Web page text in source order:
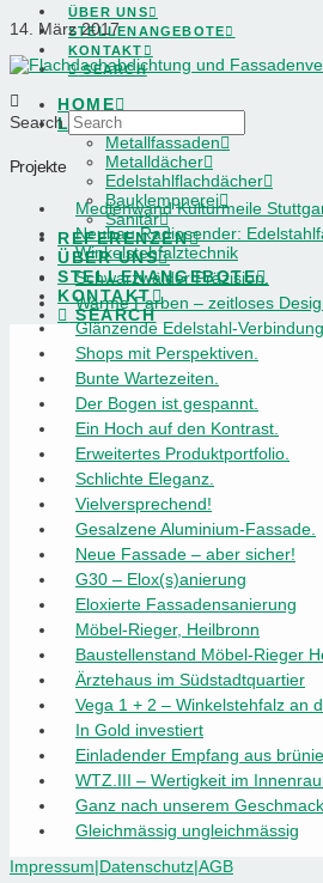
ÜBER UNS
STELLENANGEBOTE
KONTAKT
SEARCH
HOME
LEISTUNGEN
Metallfassaden
Metalldächer
Edelstahlflachdächer
Bauklempnerei
Sanitär
REFERENZEN
ÜBER UNS
STELLENANGEBOTE
KONTAKT
SEARCH
14. März 2017
Search
Projekte
Medienwand Kulturmeile
Neubau Radiosender:
Winkelstehfalztechnik
Schwarzwälder Präzision.
Warme Farben – zeitloses
Glänzende Edelstahl-Verbindung.
Shops mit Perspektiven.
Bunte Wartezeiten.
Der Bogen ist gespannt.
Ein Hoch auf den Kontrast.
Erweitertes Produktportfolio.
Schlichte Eleganz.
Vielversprechend!
Gesalzene Aluminium-Fassade.
Neue Fassade – aber sicher!
G30 – Elox(s)anierung
Eloxierte Fassadensanierung
Möbel-Rieger, Heilbronn
Baustellenstand Möbel-Rieger
Ärztehaus im Südstadtquartier
Vega 1 + 2 – Winkelstehfalz an
In Gold investiert
Einladender Empfang aus
WTZ.III – Wertigkeit im
Ganz nach unserem Geschmack
Gleichmässig ungleichmässig
Impressum|Datenschutz|AGB